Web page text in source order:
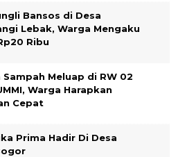
Bansos di Desa
Lebak, Warga Mengaku
Ribu
Meluap di RW 02
Warga Harapkan
Cepat
Prima Hadir Di Desa